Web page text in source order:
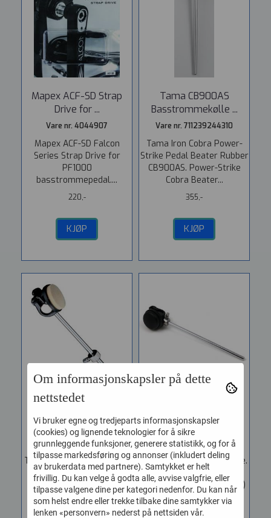
Mapex ACF-SD Strap
Drive for ...
Vare nr. 4044907
Mapex ACF-SD Falcon
Series Strap Drive for
PF1000
basstrommepedal....
220,-
KJØP
Tama CB900AS
Basstrommekølle ...
Vare nr. 711239244310
Tama Iron Cobra Power-
Strike Pedal Beater Rubber
CB900AS. Power-Strike
Cobra Beater...
355,-
KJØP
Basstrommekølle ...
Vare nr. 711239064310
TAMA Basstrommeklubbe.
CB90F. IRON COBRA
Filthode. (utbytbart)
330,-
Basstrommekølle ...
Vare nr. 711239074310
TAMA Basstrommeklubbe.
CB90R. IRON COBRA
Gummiklubbe. (utbytbart)
330,-
Om informasjonskapsler på dette
nettstedet
Vi bruker egne og tredjeparts informasjonskapsler
(cookies) og lignende teknologier for å sikre
grunnleggende funksjoner, generere statistikk, og for å
tilpasse markedsføring og annonser (inkludert deling
av brukerdata med partnere). Samtykket er helt
frivillig. Du kan velge å godta alle, avvise valgfrie, eller
tilpasse valgene dine per kategori nedenfor. Du kan når
som helst endre eller trekke tilbake dine samtykker via
lenken «personvern» nederst på nettsiden vår.